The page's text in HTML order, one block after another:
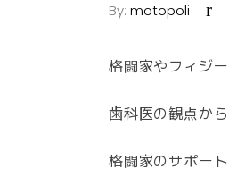
By: motopoli
格闘家やフィジ
歯科医の観点か
格闘家のサポー